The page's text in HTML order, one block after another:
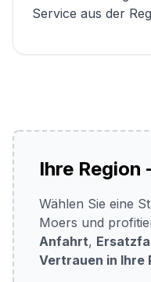
Service aus der
Ihre Region
Wählen Sie eine
Moers und
Anfahrt,
Vertrauen in Ihre